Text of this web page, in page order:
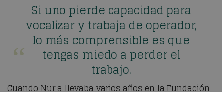
Si uno pierde capacidad para
vocalizar y trabaja de operador,
lo más comprensible es que
tengas miedo a perder el
trabajo.
Cuando Nuria llevaba varios años en la Fundación